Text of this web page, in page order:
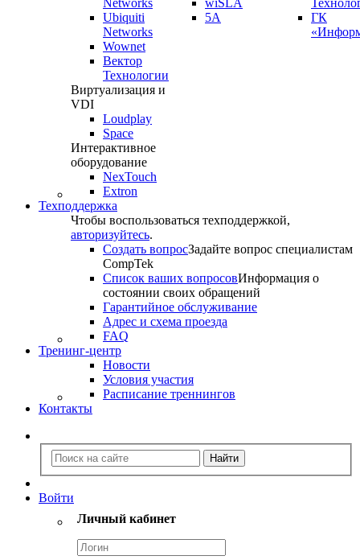
Networks
Ubiquiti
Networks
Wownet
Вектор
Технологии
Виртуализация и
VDI
Loudplay
Space
Интерактивное
оборудование
NexTouch
Extron
wiSLA
5A
ГК
Техподдержка
Чтобы воспользоваться техподдержкой,
авторизуйтесь.
Создать вопросЗадайте вопрос специалистам
CompTek
Список ваших вопросовИнформация о
состоянии своих обращений
Гарантийное обслуживание
Адрес и схема проезда
FAQ
Тренинг-центр
Новости
Условия участия
Расписание треннингов
Контакты
Войти
Личный кабинет